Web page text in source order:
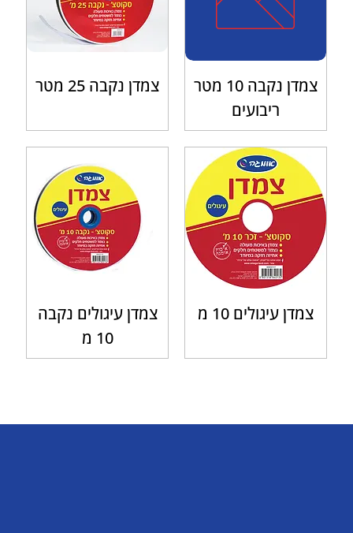
צמדן נקבה 10 מטר
ריבועים
צמדן נקבה 25 מטר
צמדן עיגולים 10 מ
צמדן עיגולים נקבה
10 מ